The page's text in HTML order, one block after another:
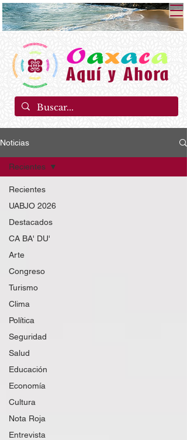
Noticias
Recientes
UABJO 2026
Destacados
CA BA' DU'
Arte
Congreso
Turismo
Clima
Política
Seguridad
Salud
Educación
Economía
Cultura
Nota Roja
Entrevista
Recientes